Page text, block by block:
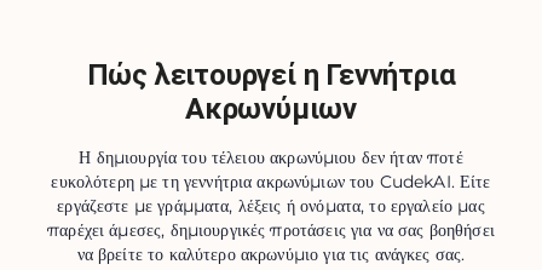
Πώς λειτουργεί η Γεννήτρια
Ακρωνύμιων
Η δημιουργία του τέλειου ακρωνύμιου δεν ήταν ποτέ
ευκολότερη με τη γεννήτρια ακρωνύμιων του CudekAI. Είτε
εργάζεστε με γράμματα, λέξεις ή ονόματα, το εργαλείο μας
παρέχει άμεσες, δημιουργικές προτάσεις για να σας βοηθήσει
να βρείτε το καλύτερο ακρωνύμιο για τις ανάγκες σας.